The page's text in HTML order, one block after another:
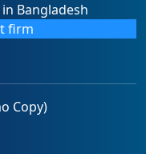
Bangladesh
firm
Copy)